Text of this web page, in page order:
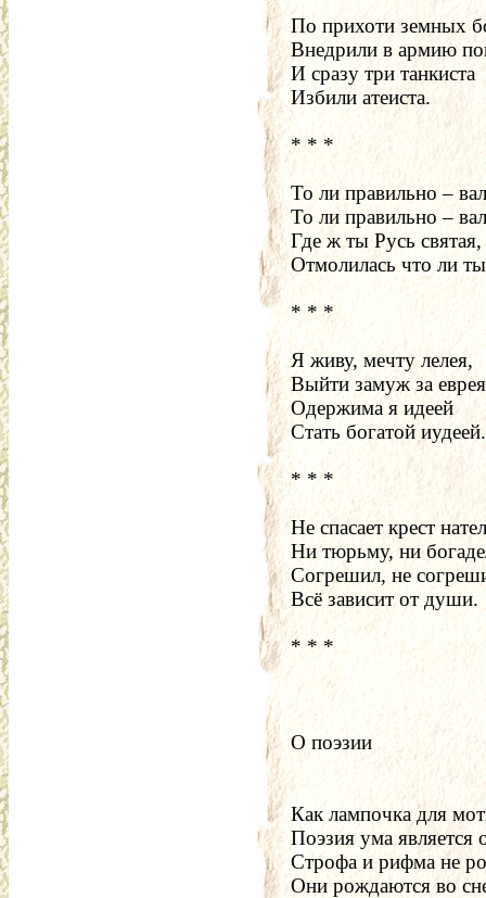
По прихоти земных
Внедрили в армию
И сразу три танкиста
Избили атеиста.
* * *
То ли правильно –
То ли правильно –
Где ж ты Русь святая,
Отмолилась что ли
* * *
Я живу, мечту лелея,
Выйти замуж за
Одержима я идеей
Стать богатой иудеей.
* * *
Не спасает крест
Ни тюрьму, ни
Согрешил, не
Всё зависит от души.
* * *
О поэзии
Как лампочка для
Поэзия ума является
Строфа и рифма не
Они рождаются во